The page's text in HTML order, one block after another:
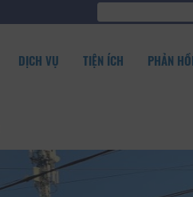
DỊCH VỤ TIỆN ÍCH PHẢN HỒI